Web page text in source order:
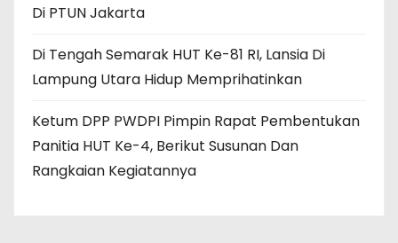
Di PTUN Jakarta
Di Tengah Semarak HUT Ke-81 RI, Lansia Di
Lampung Utara Hidup Memprihatinkan
Ketum DPP PWDPI Pimpin Rapat Pembentukan
Panitia HUT Ke-4, Berikut Susunan Dan
Rangkaian Kegiatannya